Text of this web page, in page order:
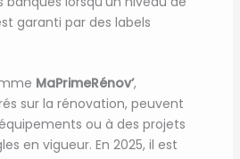
garanti par des labels
MaPrimeRénov’,
sur la rénovation, peuvent
ou à des projets
en vigueur. En 2025, il est